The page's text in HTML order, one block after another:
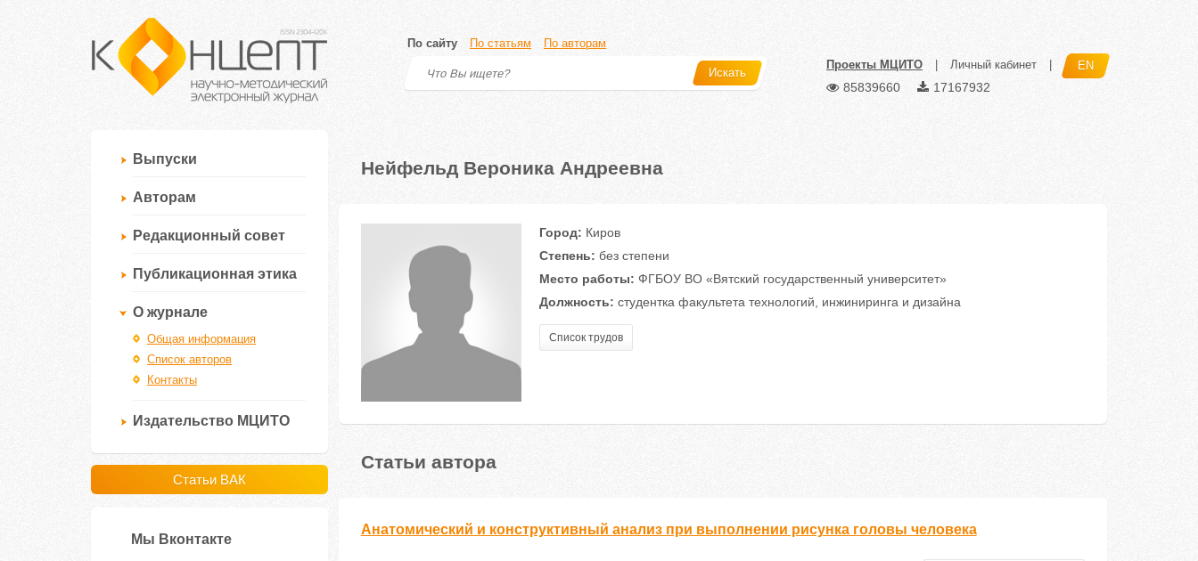
По сайту По статьям По авторам
Искать
Проекты МЦИТО Личный кабинет EN
85839660 17167932
Выпуски
Авторам
Редакционный совет
Публикационная этика
О журнале
Общая информация
Список авторов
Контакты
Издательство МЦИТО
Статьи ВАК
Мы Вконтакте
Нейфельд Вероника Андреевна
Город: Киров
Степень: без степени
Место работы: ФГБОУ ВО «Вятский государственный университет»
Должность: студентка факультета технологий, инжиниринга и дизайна
Список трудов
Статьи автора
Анатомический и конструктивный анализ при выполнении рисунка головы человека